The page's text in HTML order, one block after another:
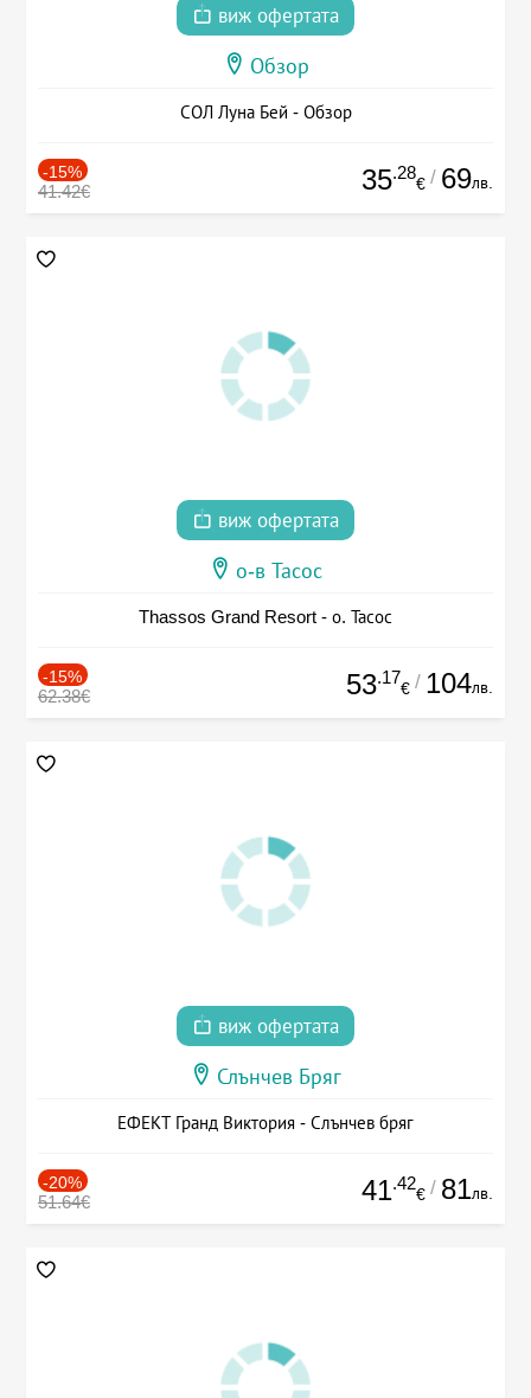
виж офертата
Обзор
СОЛ Луна Бей - Обзор
-15%
41.42€ 35.28
€ / 69лв.
виж офертата
о-в Тасос
Thassos Grand Resort - о. Тасос
-15%
62.38€ 53.17
€ / 104лв.
виж офертата
Слънчев Бряг
ЕФЕКТ Гранд Виктория - Слънчев бряг
-20%
51.64€ 41.42
€ / 81лв.